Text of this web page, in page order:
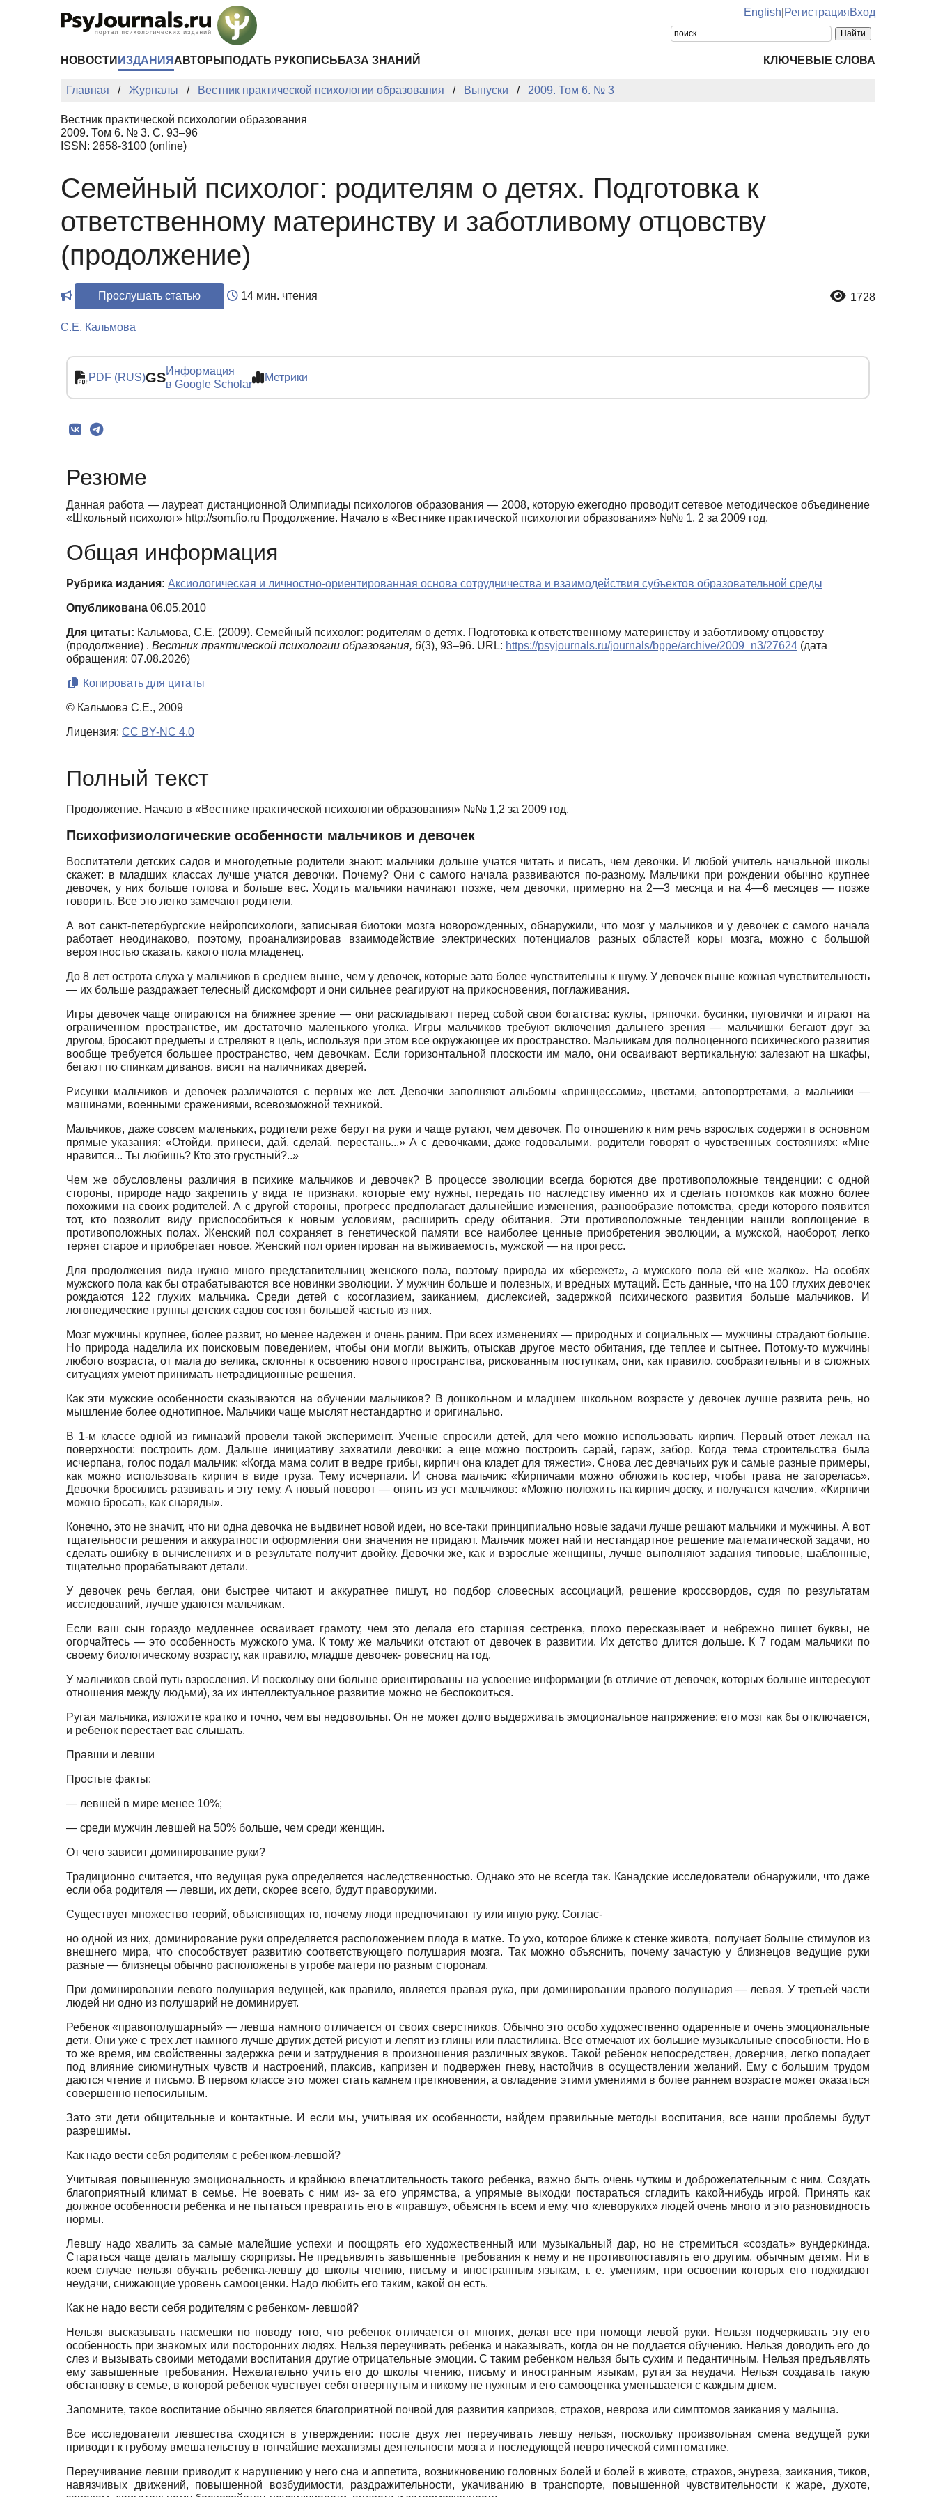
English РегистрацияВход
НОВОСТИ ИЗДАНИЯ АВТОРЫ ПОДАТЬ РУКОПИСЬ БАЗА ЗНАНИЙ КЛЮЧЕВЫЕ СЛОВА
Главная Журналы Вестник практической психологии образования Выпуски 2009. Том 6. № 3
Вестник практической психологии образования
2009. Том 6. № 3. С. 93–96
ISSN: 2658-3100 (online)
Семейный психолог: родителям о детях. Подготовка к
ответственному материнству и заботливому отцовству
(продолжение)
Прослушать статью 14 мин. чтения 1728
С.Е. Кальмова
PDF (RUS)GSИнформация
в Google Scholar
Метрики
Резюме
Данная работа — лауреат дистанционной Олимпиады психологов образования — 2008, которую ежегодно проводит сетевое методическое объединение
«Школьный психолог» http://som.fio.ru Продолжение. Начало в «Вестнике практической психологии образования» №№ 1, 2 за 2009 год.
Общая информация
Рубрика издания: Аксиологическая и личностно-ориентированная основа сотрудничества и взаимодействия субъектов образовательной среды
Опубликована 06.05.2010
Для цитаты: Кальмова, С.Е. (2009). Семейный психолог: родителям о детях. Подготовка к ответственному материнству и заботливому отцовству
(продолжение) . Вестник практической психологии образования, 6(3), 93–96. URL: https://psyjournals.ru/journals/bppe/archive/2009_n3/27624 (дата
обращения: 07.08.2026)
Копировать для цитаты
© Кальмова С.Е., 2009
Лицензия: CC BY-NC 4.0
Полный текст
Продолжение. Начало в «Вестнике практической психологии образования» №№ 1,2 за 2009 год.
Психофизиологические особенности мальчиков и девочек
Воспитатели детских садов и многодетные родители знают: мальчики дольше учатся читать и писать, чем девочки. И любой учитель начальной школы
скажет: в младших классах лучше учатся девочки. Почему? Они с самого начала развиваются по-разному. Мальчики при рождении обычно крупнее
девочек, у них больше голова и больше вес. Ходить мальчики начинают позже, чем девочки, примерно на 2—3 месяца и на 4—6 месяцев — позже
говорить. Все это легко замечают родители.
А вот санкт-петербургские нейропсихологи, записывая биотоки мозга новорожденных, обнаружили, что мозг у мальчиков и у девочек с самого начала
работает неодинаково, поэтому, проанализировав взаимодействие электрических потенциалов разных областей коры мозга, можно с большой
вероятностью сказать, какого пола младенец.
До 8 лет острота слуха у мальчиков в среднем выше, чем у девочек, которые зато более чувствительны к шуму. У девочек выше кожная чувствительность
— их больше раздражает телесный дискомфорт и они сильнее реагируют на прикосновения, поглаживания.
Игры девочек чаще опираются на ближнее зрение — они раскладывают перед собой свои богатства: куклы, тряпочки, бусинки, пуговички и играют на
ограниченном пространстве, им достаточно маленького уголка. Игры мальчиков требуют включения дальнего зрения — мальчишки бегают друг за
другом, бросают предметы и стреляют в цель, используя при этом все окружающее их пространство. Мальчикам для полноценного психического развития
вообще требуется большее пространство, чем девочкам. Если горизонтальной плоскости им мало, они осваивают вертикальную: залезают на шкафы,
бегают по спинкам диванов, висят на наличниках дверей.
Рисунки мальчиков и девочек различаются с первых же лет. Девочки заполняют альбомы «принцессами», цветами, автопортретами, а мальчики —
машинами, военными сражениями, всевозможной техникой.
Мальчиков, даже совсем маленьких, родители реже берут на руки и чаще ругают, чем девочек. По отношению к ним речь взрослых содержит в основном
прямые указания: «Отойди, принеси, дай, сделай, перестань...» А с девочками, даже годовалыми, родители говорят о чувственных состояниях: «Мне
нравится... Ты любишь? Кто это грустный?..»
Чем же обусловлены различия в психике мальчиков и девочек? В процессе эволюции всегда борются две противоположные тенденции: с одной
стороны, природе надо закрепить у вида те признаки, которые ему нужны, передать по наследству именно их и сделать потомков как можно более
похожими на своих родителей. А с другой стороны, прогресс предполагает дальнейшие изменения, разнообразие потомства, среди которого появится
тот, кто позволит виду приспособиться к новым условиям, расширить среду обитания. Эти противоположные тенденции нашли воплощение в
противоположных полах. Женский пол сохраняет в генетической памяти все наиболее ценные приобретения эволюции, а мужской, наоборот, легко
теряет старое и приобретает новое. Женский пол ориентирован на выживаемость, мужской — на прогресс.
Для продолжения вида нужно много представительниц женского пола, поэтому природа их «бережет», а мужского пола ей «не жалко». На особях
мужского пола как бы отрабатываются все новинки эволюции. У мужчин больше и полезных, и вредных мутаций. Есть данные, что на 100 глухих девочек
рождаются 122 глухих мальчика. Среди детей с косоглазием, заиканием, дислексией, задержкой психического развития больше мальчиков. И
логопедические группы детских садов состоят большей частью из них.
Мозг мужчины крупнее, более развит, но менее надежен и очень раним. При всех изменениях — природных и социальных — мужчины страдают больше.
Но природа наделила их поисковым поведением, чтобы они могли выжить, отыскав другое место обитания, где теплее и сытнее. Потому-то мужчины
любого возраста, от мала до велика, склонны к освоению нового пространства, рискованным поступкам, они, как правило, сообразительны и в сложных
ситуациях умеют принимать нетрадиционные решения.
Как эти мужские особенности сказываются на обучении мальчиков? В дошкольном и младшем школьном возрасте у девочек лучше развита речь, но
мышление более однотипное. Мальчики чаще мыслят нестандартно и оригинально.
В 1-м классе одной из гимназий провели такой эксперимент. Ученые спросили детей, для чего можно использовать кирпич. Первый ответ лежал на
поверхности: построить дом. Дальше инициативу захватили девочки: а еще можно построить сарай, гараж, забор. Когда тема строительства была
исчерпана, голос подал мальчик: «Когда мама солит в ведре грибы, кирпич она кладет для тяжести». Снова лес девчачьих рук и самые разные примеры,
как можно использовать кирпич в виде груза. Тему исчерпали. И снова мальчик: «Кирпичами можно обложить костер, чтобы трава не загорелась».
Девочки бросились развивать и эту тему. А новый поворот — опять из уст мальчиков: «Можно положить на кирпич доску, и получатся качели», «Кирпичи
можно бросать, как снаряды».
Конечно, это не значит, что ни одна девочка не выдвинет новой идеи, но все-таки принципиально новые задачи лучше решают мальчики и мужчины. А вот
тщательности решения и аккуратности оформления они значения не придают. Мальчик может найти нестандартное решение математической задачи, но
сделать ошибку в вычислениях и в результате получит двойку. Девочки же, как и взрослые женщины, лучше выполняют задания типовые, шаблонные,
тщательно прорабатывают детали.
У девочек речь беглая, они быстрее читают и аккуратнее пишут, но подбор словесных ассоциаций, решение кроссвордов, судя по результатам
исследований, лучше удаются мальчикам.
Если ваш сын гораздо медленнее осваивает грамоту, чем это делала его старшая сестренка, плохо пересказывает и небрежно пишет буквы, не
огорчайтесь — это особенность мужского ума. К тому же мальчики отстают от девочек в развитии. Их детство длится дольше. К 7 годам мальчики по
своему биологическому возрасту, как правило, младше девочек- ровесниц на год.
У мальчиков свой путь взросления. И поскольку они больше ориентированы на усвоение информации (в отличие от девочек, которых больше интересуют
отношения между людьми), за их интеллектуальное развитие можно не беспокоиться.
Ругая мальчика, изложите кратко и точно, чем вы недовольны. Он не может долго выдерживать эмоциональное напряжение: его мозг как бы отключается,
и ребенок перестает вас слышать.
Правши и левши
Простые факты:
— левшей в мире менее 10%;
— среди мужчин левшей на 50% больше, чем среди женщин.
От чего зависит доминирование руки?
Традиционно считается, что ведущая рука определяется наследственностью. Однако это не всегда так. Канадские исследователи обнаружили, что даже
если оба родителя — левши, их дети, скорее всего, будут праворукими.
Существует множество теорий, объясняющих то, почему люди предпочитают ту или иную руку. Соглас-
но одной из них, доминирование руки определяется расположением плода в матке. То ухо, которое ближе к стенке живота, получает больше стимулов из
внешнего мира, что способствует развитию соответствующего полушария мозга. Так можно объяснить, почему зачастую у близнецов ведущие руки
разные — близнецы обычно расположены в утробе матери по разным сторонам.
При доминировании левого полушария ведущей, как правило, является правая рука, при доминировании правого полушария — левая. У третьей части
людей ни одно из полушарий не доминирует.
Ребенок «правополушарный» — левша намного отличается от своих сверстников. Обычно это особо художественно одаренные и очень эмоциональные
дети. Они уже с трех лет намного лучше других детей рисуют и лепят из глины или пластилина. Все отмечают их большие музыкальные способности. Но в
то же время, им свойственны задержка речи и затруднения в произношения различных звуков. Такой ребенок непосредствен, доверчив, легко попадает
под влияние сиюминутных чувств и настроений, плаксив, капризен и подвержен гневу, настойчив в осуществлении желаний. Ему с большим трудом
даются чтение и письмо. В первом классе это может стать камнем преткновения, а овладение этими умениями в более раннем возрасте может оказаться
совершенно непосильным.
Зато эти дети общительные и контактные. И если мы, учитывая их особенности, найдем правильные методы воспитания, все наши проблемы будут
разрешимы.
Как надо вести себя родителям с ребенком-левшой?
Учитывая повышенную эмоциональность и крайнюю впечатлительность такого ребенка, важно быть очень чутким и доброжелательным с ним. Создать
благоприятный климат в семье. Не воевать с ним из- за его упрямства, а упрямые выходки постараться сгладить какой-нибудь игрой. Принять как
должное особенности ребенка и не пытаться превратить его в «правшу», объяснять всем и ему, что «леворуких» людей очень много и это разновидность
нормы.
Левшу надо хвалить за самые малейшие успехи и поощрять его художественный или музыкальный дар, но не стремиться «создать» вундеркинда.
Стараться чаще делать малышу сюрпризы. Не предъявлять завышенные требования к нему и не противопоставлять его другим, обычным детям. Ни в
коем случае нельзя обучать ребенка-левшу до школы чтению, письму и иностранным языкам, т. е. умениям, при освоении которых его поджидают
неудачи, снижающие уровень самооценки. Надо любить его таким, какой он есть.
Как не надо вести себя родителям с ребенком- левшой?
Нельзя высказывать насмешки по поводу того, что ребенок отличается от многих, делая все при помощи левой руки. Нельзя подчеркивать эту его
особенность при знакомых или посторонних людях. Нельзя переучивать ребенка и наказывать, когда он не поддается обучению. Нельзя доводить его до
слез и вызывать своими методами воспитания другие отрицательные эмоции. С таким ребенком нельзя быть сухим и педантичным. Нельзя предъявлять
ему завышенные требования. Нежелательно учить его до школы чтению, письму и иностранным языкам, ругая за неудачи. Нельзя создавать такую
обстановку в семье, в которой ребенок чувствует себя отвергнутым и никому не нужным и его самооценка уменьшается с каждым днем.
Запомните, такое воспитание обычно является благоприятной почвой для развития капризов, страхов, невроза или симптомов заикания у малыша.
Все исследователи левшества сходятся в утверждении: после двух лет переучивать левшу нельзя, поскольку произвольная смена ведущей руки
приводит к грубому вмешательству в тончайшие механизмы деятельности мозга и последующей невротической симптоматике.
Переучивание левши приводит к нарушению у него сна и аппетита, возникновению головных болей и болей в животе, страхов, энуреза, заикания, тиков,
навязчивых движений, повышенной возбудимости, раздражительности, укачиванию в транспорте, повышенной чувствительности к жаре, духоте,